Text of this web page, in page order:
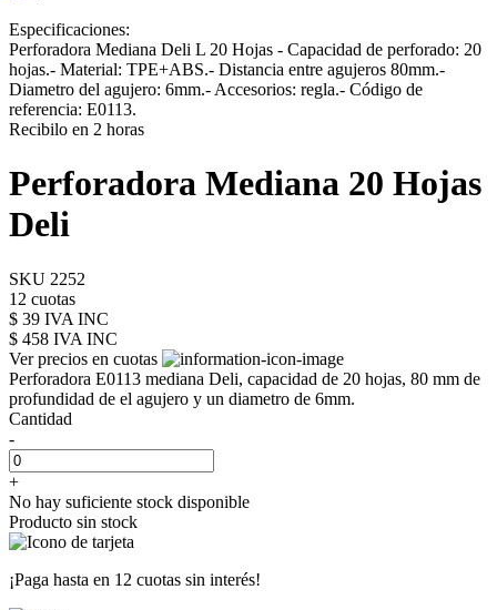
Especificaciones:
Perforadora Mediana Deli L 20 Hojas - Capacidad de perforado: 20
hojas.- Material: TPE+ABS.- Distancia entre agujeros 80mm.-
Diametro del agujero: 6mm.- Accesorios: regla.- Código de
referencia: E0113.
Recibilo en 2 horas
Perforadora Mediana 20 Hojas
Deli
SKU 2252
12 cuotas
$ 39 IVA INC
$ 458 IVA INC
Ver precios en cuotas
Perforadora E0113 mediana Deli, capacidad de 20 hojas, 80 mm de
profundidad de el agujero y un diametro de 6mm.
Cantidad
-
+
No hay suficiente stock disponible
Producto sin stock
¡Paga hasta en 12 cuotas sin interés!